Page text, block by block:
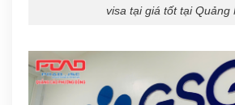
visa tại giá tốt tại Quảng